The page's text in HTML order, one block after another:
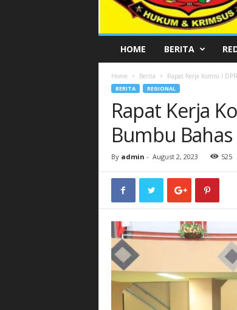
L
HOME BERITA
Home Berita Rapat Kerja Komisi I
BERITA REGIONAL
Rapat Kerja
Bumbu
By admin - August 2, 2023 525